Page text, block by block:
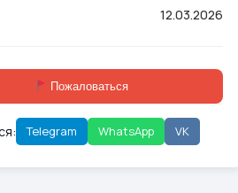
12.03.2026
Пожаловаться
Telegram WhatsApp VK